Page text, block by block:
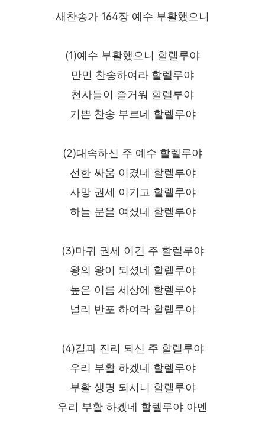
새찬송가 164장 예수 부활했으니
(1)예수 부활했으니 할렐루야
만민 찬송하여라 할렐루야
천사들이 즐거워 할렐루야
기쁜 찬송 부르네 할렐루야
(2)대속하신 주 예수 할렐루야
선한 싸움 이겼네 할렐루야
사망 권세 이기고 할렐루야
하늘 문을 여셨네 할렐루야
(3)마귀 권세 이긴 주 할렐루야
왕의 왕이 되셨네 할렐루야
높은 이름 세상에 할렐루야
널리 반포 하여라 할렐루야
(4)길과 진리 되신 주 할렐루야
우리 부활 하겠네 할렐루야
부활 생명 되시니 할렐루야
우리 부활 하겠네 할렐루야 아멘